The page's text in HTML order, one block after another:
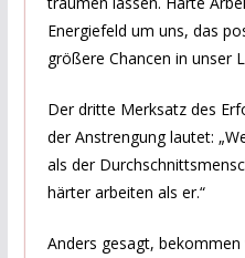
Energiefeld um uns, das
größere Chancen in unser
Der dritte Merksatz des
der Anstrengung lautet:
als der
härter arbeiten als er.“
Anders gesagt,